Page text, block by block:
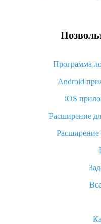
Что значит статус
Что делать, если
Как узнать, куда
Вы отменили заказ на
Что такое баллы на
«AliExpress Standard
как
Как покупать
Что делать, если не
Программа
Android
iOS
Расширение
Расширение